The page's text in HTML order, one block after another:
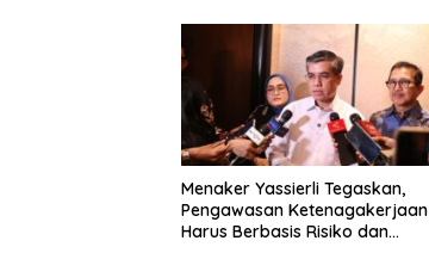
Menaker Yassierli Tegaskan,
Pengawasan Ketenagakerjaan
Harus Berbasis Risiko dan